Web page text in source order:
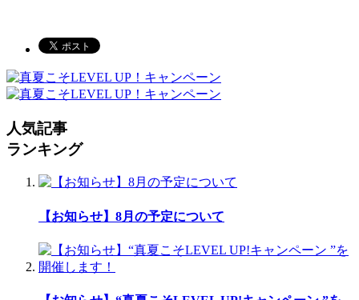
人気記事
ランキング
【お知らせ】8月の予定について